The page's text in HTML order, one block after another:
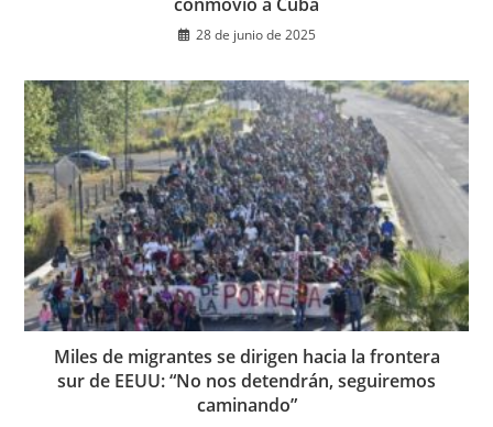
conmovió a Cuba
28 de junio de 2025
Miles de migrantes se dirigen hacia la frontera
sur de EEUU: “No nos detendrán, seguiremos
caminando”